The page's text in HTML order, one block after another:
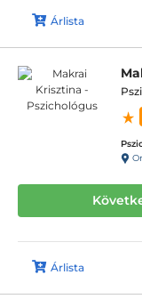
Árlista
Árlista